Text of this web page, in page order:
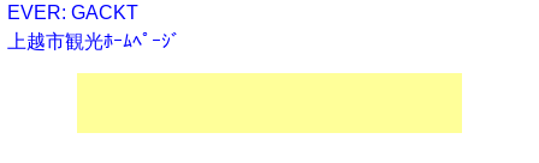
EVER: GACKT
上越市観光ﾎｰﾑﾍﾟｰｼﾞ